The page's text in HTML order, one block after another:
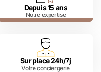
Depuis 15 ans
Notre expertise
Sur place 24h/7j
Votre conciergerie